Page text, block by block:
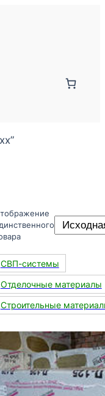
СВП-системы
Отделочные материалы
Строительные